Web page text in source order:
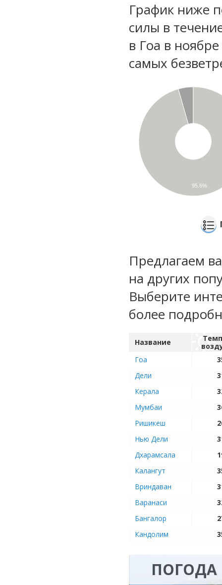
График ниже
силы в
в Гоа в
самых
95.6%
Предлагаем
на других
Выберите
более
Название
Гоа
Дели
Керала
Мумбаи
Ришикеш
Нью Дели
Дхарамсала
Калангут
Вриндаван
Варанаси
Бангалор
Кандолим
ПОГОДА